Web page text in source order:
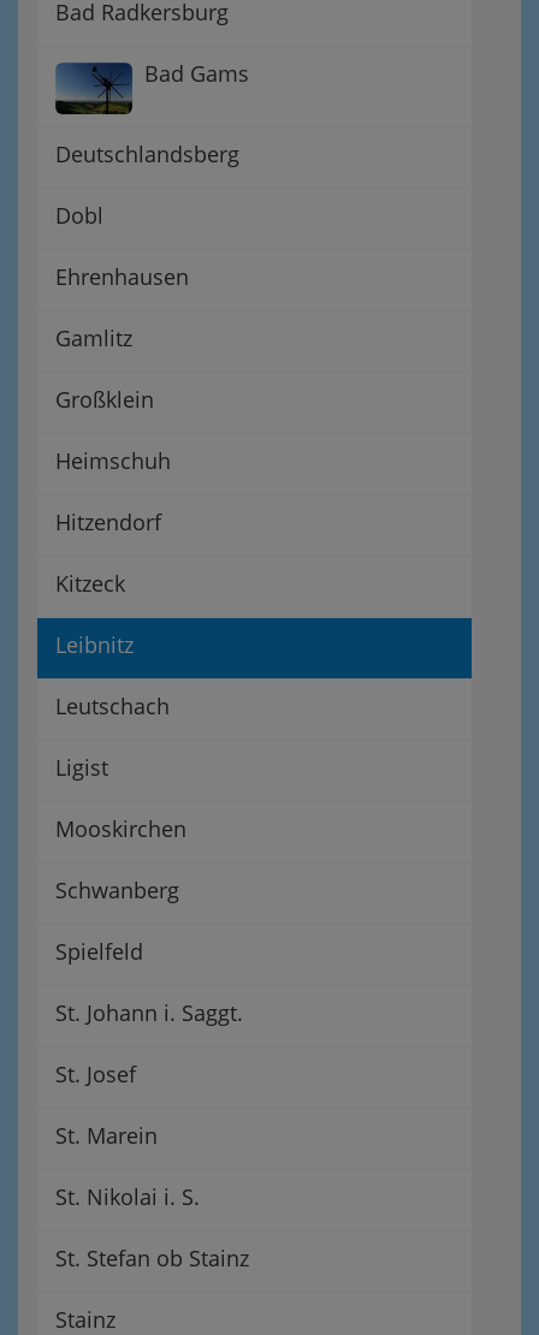
Bad Radkersburg
Bad Gams
Deutschlandsberg
Dobl
Ehrenhausen
Gamlitz
Großklein
Heimschuh
Hitzendorf
Kitzeck
Leibnitz
Leutschach
Ligist
Mooskirchen
Schwanberg
Spielfeld
St. Johann i. Saggt.
St. Josef
St. Marein
St. Nikolai i. S.
St. Stefan ob Stainz
Stainz